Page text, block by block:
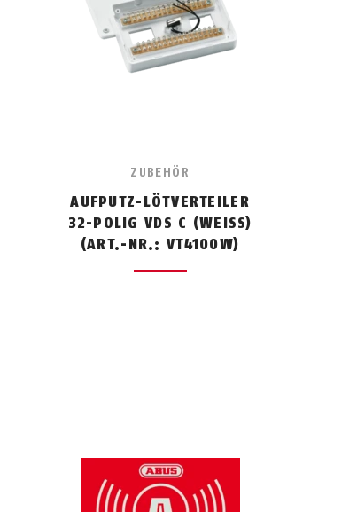
ZUBEHÖR
AUFPUTZ-LÖTVERTEILER
32-POLIG VDS C (WEISS)
(ART.-NR.: VT4100W)